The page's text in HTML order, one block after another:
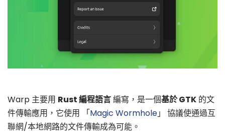
Warp 主要用 Rust 編程語言編寫，是一個基於 GTK 的文
件傳輸應用，它使用 「Magic Wormhole」 協議使通過互
聯網/本地網路的文件傳輸成為可能。